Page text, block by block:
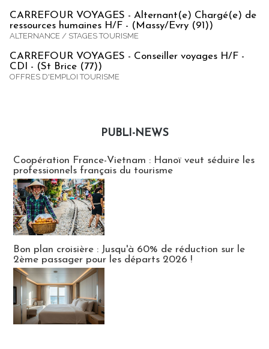
CARREFOUR VOYAGES - Alternant(e) Chargé(e) de
ressources humaines H/F - (Massy/Evry (91))
ALTERNANCE / STAGES TOURISME
CARREFOUR VOYAGES - Conseiller voyages H/F -
CDI - (St Brice (77))
OFFRES D'EMPLOI TOURISME
PUBLI-NEWS
Coopération France-Vietnam : Hanoï veut séduire les
professionnels français du tourisme
Bon plan croisière : Jusqu'à 60% de réduction sur le
2ème passager pour les départs 2026 !